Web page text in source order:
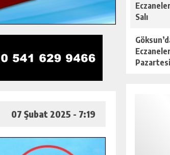
07 Şubat 2025 - 7:19
Salı
Pazartesi